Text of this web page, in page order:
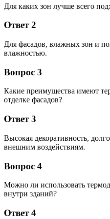
Для каких зон лучше всего
Ответ 2
Для фасадов, влажных зон и
влажностью.
Вопрос 3
Какие преимущества имеют
отделке фасадов?
Ответ 3
Высокая декоративность,
внешним воздействиям.
Вопрос 4
Можно ли использовать
внутри зданий?
Ответ 4